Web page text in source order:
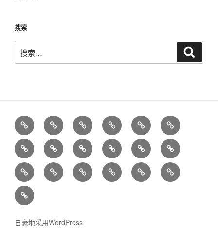
搜索
索：
关
于
赛
美
特
化
工
技
气
体
产
品
目
录
行
业
新
闻
博
客
氟
化
物
（六
氟
化
氮
的
氧
化
物
（一
乙
烯，
丁
烯
和
甲
烷
一
氧
化
碳，
化
干
冰
空
气
分
离
氯
化
物
和
未
分
类
气
瓶
与
压
力
特
种
性
气
体
与
萤
石
气
体
寻
求
联
系
方
式
自豪地采用WordPress